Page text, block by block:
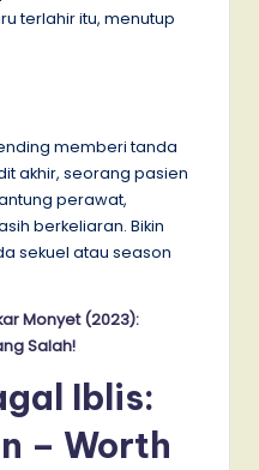
terlahir itu, menutup
memberi tanda
akhir, seorang pasien
perawat,
berkeliaran. Bikin
sekuel atau season
Monyet (2023):
Salah!
Iblis:
– Worth